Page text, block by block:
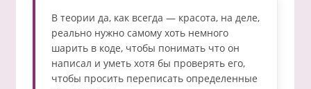
В теории да, как всегда — красота, на деле,
реально нужно самому хоть немного
шарить в коде, чтобы понимать что он
написал и уметь хотя бы проверять его,
чтобы просить переписать определенные